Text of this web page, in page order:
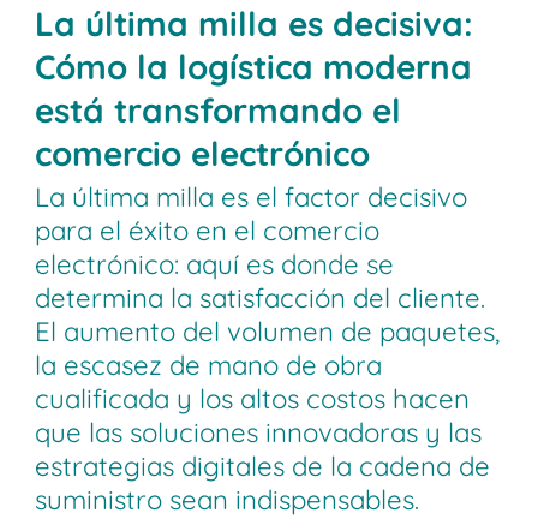
La última milla es decisiva:
Cómo la logística moderna
está transformando el
comercio electrónico
La última milla es el factor decisivo
para el éxito en el comercio
electrónico: aquí es donde se
determina la satisfacción del cliente.
El aumento del volumen de paquetes,
la escasez de mano de obra
cualificada y los altos costos hacen
que las soluciones innovadoras y las
estrategias digitales de la cadena de
suministro sean indispensables.